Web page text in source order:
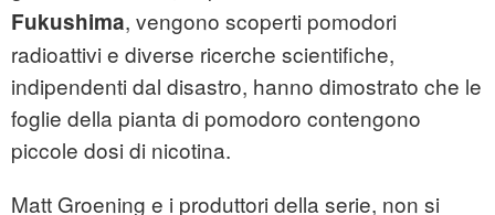
Fukushima, vengono scoperti pomodori
radioattivi e diverse ricerche scientifiche,
indipendenti dal disastro, hanno dimostrato che le
foglie della pianta di pomodoro contengono
piccole dosi di nicotina.
Matt Groening e i produttori della serie, non si